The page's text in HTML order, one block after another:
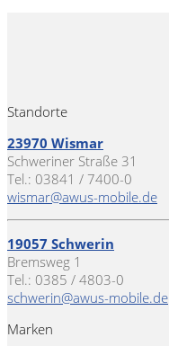
Standorte
23970 Wismar
Schweriner Straße 31
Tel.: 03841 / 7400-0
wismar@awus-mobile.de
19057 Schwerin
Bremsweg 1
Tel.: 0385 / 4803-0
schwerin@awus-mobile.de
Marken